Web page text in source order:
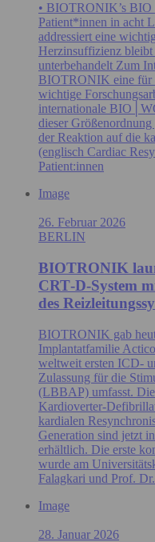
• BIOTRONIK’s
Patient*innen in acht
addressiert eine
Herzinsuffizienz
unterbehandelt Zum
BIOTRONIK eine für
wichtige
internationale
dieser
der Reaktion auf die
(englisch Cardiac
Patient:innen
Image
26. Februar 2026
BERLIN
BIOTRONIK
CRT‑D‑System
des
BIOTRONIK gab
Implantatfamilie
weltweit ersten ICD-
Zulassung für die
(LBBAP) umfasst.
kardialen
Generation sind jetzt
erhältlich. Die erste
wurde am
Falagkari und Prof.
Image
28. Januar 2026